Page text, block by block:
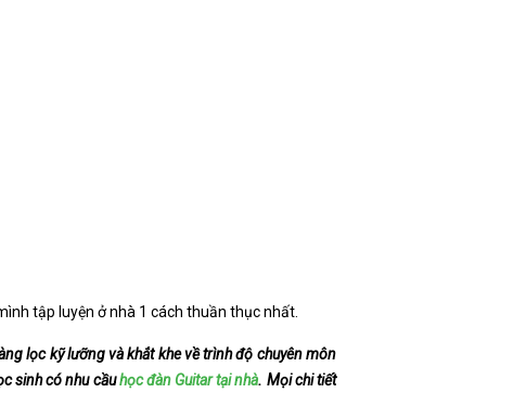
tập luyện ở nhà 1 cách thuần thục nhất.
lọc kỹ lưỡng và khắt khe về trình độ chuyên môn
sinh có nhu cầuhọc đàn Guitar tại nhà. Mọi chi tiết